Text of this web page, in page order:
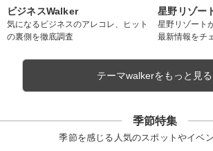
ビジネスWalker
気になるビジネスのアレコレ、ヒット
の裏側を徹底調査
星野リゾー
星野リゾート
最新情報をチ
テーマwalkerをもっと見る
季節特集
季節を感じる人気のスポットやイベ